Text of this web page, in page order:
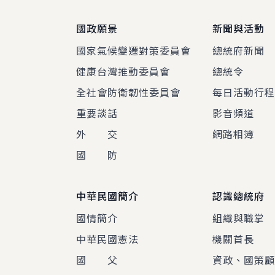
國政願景
國家氣候變遷對策委員會
健康台灣推動委員會
全社會防衛韌性委員會
重要談話
外 交
國 防
新聞與活動
總統府新聞
總統令
每日活動行程
影音頻道
網路相簿
中華民國簡介
國情簡介
中華民國憲法
國 父
認識總統府
組織與職掌
機關首長
資政、國策